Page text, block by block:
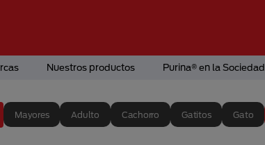
Nuestros productos Purina® en la Sociedad
Mayores Adulto Cachorro Gatitos Gato